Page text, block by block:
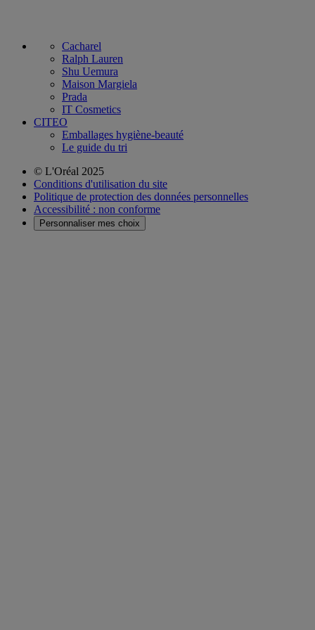
Cacharel
Ralph Lauren
Shu Uemura
Maison Margiela
Prada
IT Cosmetics
CITEO
Emballages hygiène-beauté
Le guide du tri
© L'Oréal 2025
Conditions d'utilisation du site
Politique de protection des données personnelles
Accessibilité : non conforme
Personnaliser mes choix